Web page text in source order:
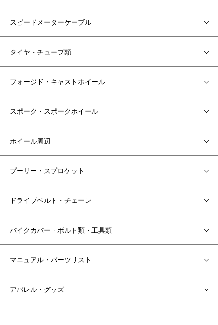
スピードメーターケーブル
タイヤ・チューブ類
フォージド・キャストホイール
スポーク・スポークホイール
ホイール周辺
プーリー・スプロケット
ドライブベルト・チェーン
バイクカバー・ボルト類・工具類
マニュアル・パーツリスト
アパレル・グッズ